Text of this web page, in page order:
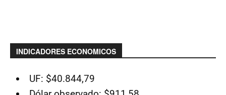
INDICADORES ECONOMICOS
UF: $40.844,79